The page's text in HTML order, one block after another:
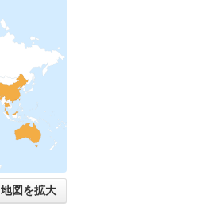
地図を拡大